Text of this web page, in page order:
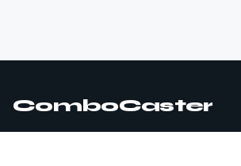
ComboCaster